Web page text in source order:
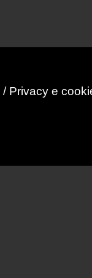
/ Privacy e